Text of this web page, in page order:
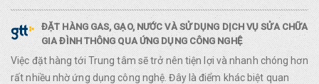
ĐẶT HÀNG GAS, GẠO, NƯỚC VÀ SỬ DỤNG DỊCH VỤ SỬA CHỮA
GIA ĐÌNH THÔNG QUA ỨNG DỤNG CÔNG NGHỆ
Việc đặt hàng tới Trung tâm sẽ trở nên tiện lợi và nhanh chóng hơn
rất nhiều nhờ ứng dụng công nghệ. Đây là điểm khác biệt quan